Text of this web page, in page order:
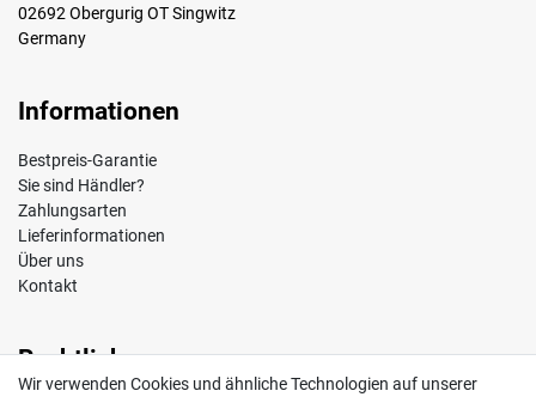
02692 Obergurig OT Singwitz
Germany
Informationen
Bestpreis-Garantie
Sie sind Händler?
Zahlungsarten
Lieferinformationen
Über uns
Kontakt
Rechtliches
Wir verwenden Cookies und ähnliche Technologien auf unserer